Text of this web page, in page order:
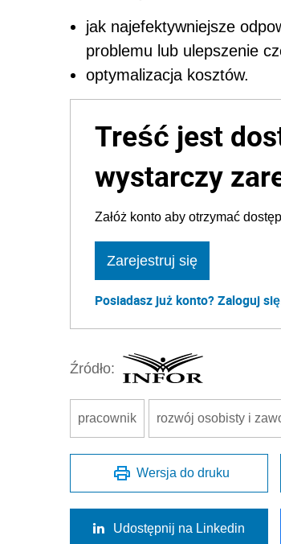
jak najefektywniejsze
problemu lub ulepszenie
optymalizacja kosztów.
Treść jest
wystarczy
Załóż konto aby otrzymać
Zarejestruj się
Posiadasz już konto? Zaloguj
Źródło:
pracownik rozwój osobisty i
Wersja do druku
Udostępnij na Linkedin